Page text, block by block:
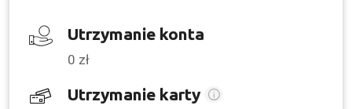
Utrzymanie konta
0 zł
Utrzymanie karty